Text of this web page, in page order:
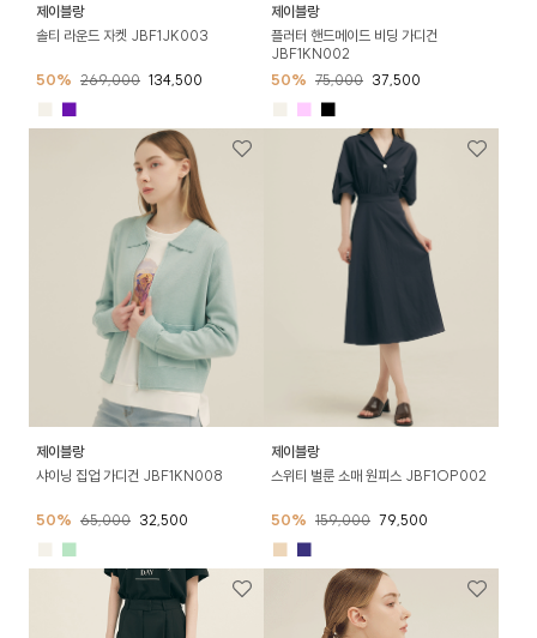
제이블랑
솔티 라운드 자켓 JBF1JK003
50% 269,000 134,500
■
제이블랑
플러터 핸드메이드 비딩 가디건
JBF1KN002
50% 75,000 37,500
■ ■
제이블랑
샤이닝 집업 가디건 JBF1KN008
50% 65,000 32,500
■
제이블랑
스위티 벌룬 소매 원피스 JBF1OP002
50% 159,000 79,500
■ ■